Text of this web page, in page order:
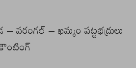
వరంగల్ – ఖమ్మం పట్టభద్రులు